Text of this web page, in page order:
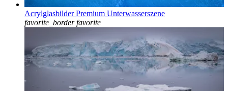
Acrylglasbilder Premium Unterwasserszene
favorite_border favorite